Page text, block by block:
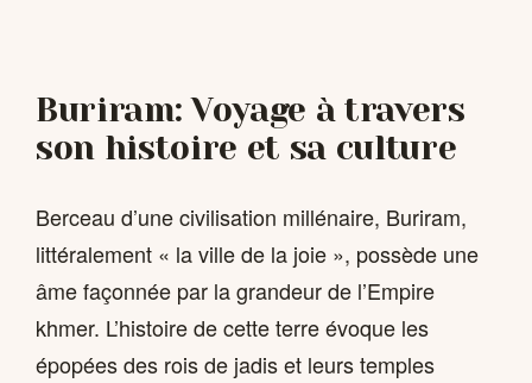
Buriram: Voyage à travers
son histoire et sa culture
Berceau d’une civilisation millénaire, Buriram,
littéralement « la ville de la joie », possède une
âme façonnée par la grandeur de l’Empire
khmer. L’histoire de cette terre évoque les
épopées des rois de jadis et leurs temples